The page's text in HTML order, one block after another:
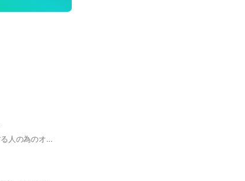
大宮アルディージャを愛する人の為のオープンチャット